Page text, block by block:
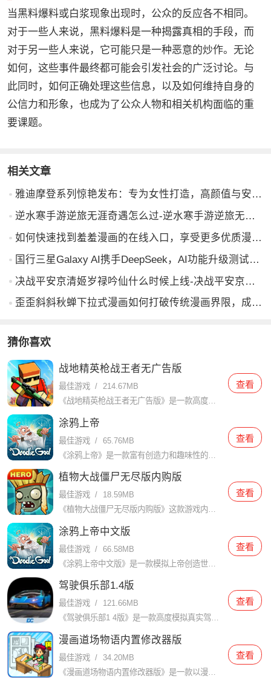
当黑料爆料或白浆现象出现时，公众的反应各不相同。
对于一些人来说，黑料爆料是一种揭露真相的手段，而
对于另一些人来说，它可能只是一种恶意的炒作。无论
如何，这些事件最终都可能会引发社会的广泛讨论。与
此同时，如何正确处理这些信息，以及如何维持自身的
公信力和形象，也成为了公众人物和相关机构面临的重
要课题。
相关文章
雅迪摩登系列惊艳发布：专为女性打造，高颜值与安全并重，引领出行新风尚
逆水寒手游逆旅无涯奇遇怎么过-逆水寒手游逆旅无涯奇遇攻略
如何快速找到羞羞漫画的在线入口，享受更多优质漫画内容？
国行三星Galaxy AI携手DeepSeek，AI功能升级测试中！
决战平安京清姬岁禄吟仙什么时候上线-决战平安京清姬岁禄吟仙上线时间
歪歪斜斜秋蝉下拉式漫画如何打破传统漫画界限，成为新兴艺术形式？
猜你喜欢
战地精英枪战王者无广告版
最佳游戏 / 214.67MB
《战地精英枪战王者无广告版》是一款高度还原真实战场体验的第一人称射击游戏，在游戏中，玩家将扮演一名战争英雄，与其他玩家进行激烈的枪战对决。游戏采用了先进的图像技术和精致的画面，呈现了逼真的战争场景，给
查看
涂鸦上帝
最佳游戏 / 65.76MB
《涂鸦上帝》是一款富有创造力和趣味性的模拟游戏，玩家是可以在游戏中扮演上帝的角色，创造和掌控整个世界。游戏以涂鸦风格为主题，画面简洁明快，操作简单易上手，非常适合休闲娱乐。除此之外，游戏还具有很多特色
查看
植物大战僵尸无尽版内购版
最佳游戏 /
18.59MB
《植物大战僵尸无尽版内购版》这款游戏内玩家需要通过种植各种植物来阻止他们的入侵。游戏中拥有多个关卡和游戏模式，每个关卡都有不同的场景和挑战。通过收集阳光资源和种植植物，玩家需要合理安排植物的位置和选择
查看
涂鸦上帝中文版
最佳游戏 / 66.58MB
《涂鸦上帝中文版》是一款模拟上帝创造世界的手游，在游戏中，玩家扮演上帝的角色，可以自由地创造、设计和管理一个属于自己的世界。游戏提供了一个开放的创造环境，玩家可以通过简单的操作，创造自己的世界。游戏中
查看
驾驶俱乐部1.4版
最佳游戏 /
121.66MB
《驾驶俱乐部1 4版》是一款高度模拟真实驾驶体验的游戏，玩家可以在游戏中扮演真实的驾驶员，驾驶各种车辆在城市中穿梭，体验真实的行驶感受。里面会有多种不同的驾驶角度可以随用户自由调整，能根据自己的喜好调
查看
漫画道场物语内置修改器版
最佳游戏 /
34.20MB
《漫画道场物语内置修改器版》是一款以漫画创作为核心的模拟经营游戏。玩家将扮演一名年轻的漫画家，从零开始，逐步成长为成功的漫画大师。通过参加漫画比赛、展览和签约合作等活动，不断提升自己的创作技巧和知名度
查看